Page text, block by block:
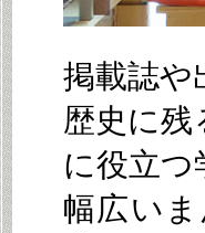
掲載誌や
歴史に
に役立
幅広い